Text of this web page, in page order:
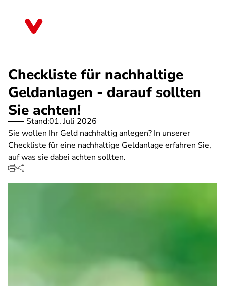
Checkliste für nachhaltige
Geldanlagen - darauf sollten
Sie achten!
Stand:01. Juli 2026
Sie wollen Ihr Geld nachhaltig anlegen? In unserer
Checkliste für eine nachhaltige Geldanlage erfahren Sie,
auf was sie dabei achten sollten.